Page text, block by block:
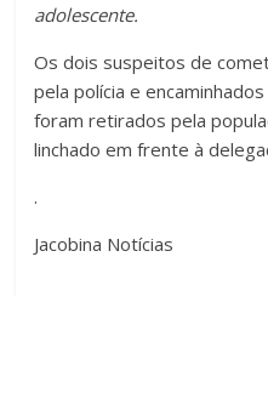
adolescente.
Os dois suspeitos de
pela polícia e
foram retirados pela
linchado em frente à
.
Jacobina Notícias